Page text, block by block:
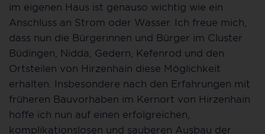
im eigenen Haus ist genauso wichtig wie ein
Anschluss an Strom oder Wasser. Ich freue mich,
dass nun die Bürgerinnen und Bürger im Cluster
Büdingen, Nidda, Gedern, Kefenrod und den
Ortsteilen von Hirzenhain diese Möglichkeit
erhalten. Insbesondere nach den Erfahrungen mit
früheren Bauvorhaben im Kernort von Hirzenhain
hoffe ich nun auf einen erfolgreichen,
komplikationslosen und sauberen Ausbau der